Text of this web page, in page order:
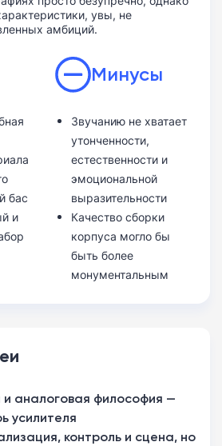
увы, не
амбиций.
бас
и
Минусы
Звучанию не хватает
утонченности,
естественности и
эмоциональной
выразительности
Качество сборки
корпуса могло бы
быть более
монументальным
аналоговая философия —
усилителя
контроль и сцена, но